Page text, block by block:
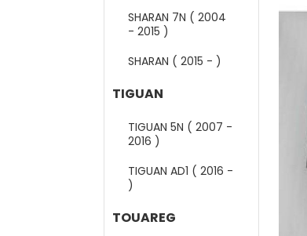
SHARAN 7N ( 2004
- 2015 )
SHARAN ( 2015 - )
TIGUAN
TIGUAN 5N ( 2007 -
2016 )
TIGUAN AD1 ( 2016 -
)
TOUAREG